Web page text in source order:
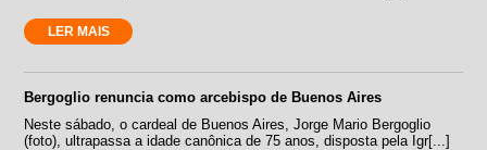
LER MAIS
Bergoglio renuncia como arcebispo de Buenos Aires
Neste sábado, o cardeal de Buenos Aires, Jorge Mario Bergoglio
(foto), ultrapassa a idade canônica de 75 anos, disposta pela Igr[...]